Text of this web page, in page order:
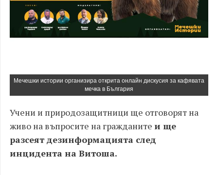
Мечешки истории организира открита онлайн дискусия за кафявата
мечка в България
Учени и природозащитници ще отговорят на
живо на въпросите на гражданите и ще
разсеят дезинформацията след
инцидента на Витоша.